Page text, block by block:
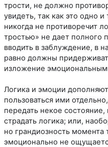
трости, не должно
увидеть, так как это одно
никогда не противоречит
тростью» не дает полного
вводить в заблуждение, в
равно должны
изложение
Логика и эмоции
пользоваться ими
передать некое
страдать логика; или,
но грандиозность момента
эмоционально не